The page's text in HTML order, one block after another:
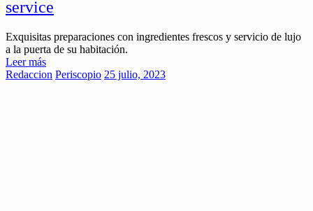
service
Exquisitas preparaciones con ingredientes frescos y servicio de lujo
a la puerta de su habitación.
Leer más
Redaccion Periscopio 25 julio, 2023